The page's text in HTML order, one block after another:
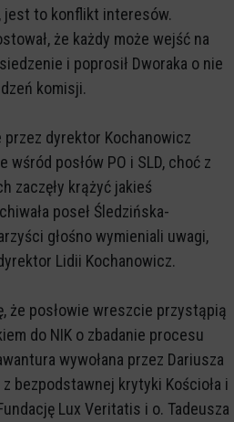
jest to konflikt interesów.
że każdy może wejść na
i poprosił Dworaka o nie
komisji.
dyrektor Kochanowicz
wśród posłów PO i SLD, choć z
zaczęły krążyć jakieś
poseł Śledzińska-
głośno wymieniali uwagi,
Lidii Kochanowicz.
że posłowie wreszcie przystąpią
do NIK o zbadanie procesu
wywołana przez Dariusza
bezpodstawnej krytyki Kościoła i
Lux Veritatis i o. Tadeusza